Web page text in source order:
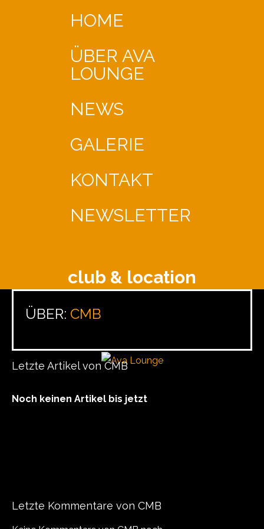
HOME
ÜBER AVA
LOUNGE
NEWS
GALERIE
KONTAKT
NEWSLETTER
club & location
ÜBER: CMB
Letzte Artikel von CMB
Noch keinen Artikel bis jetzt
Letzte Kommentare von CMB